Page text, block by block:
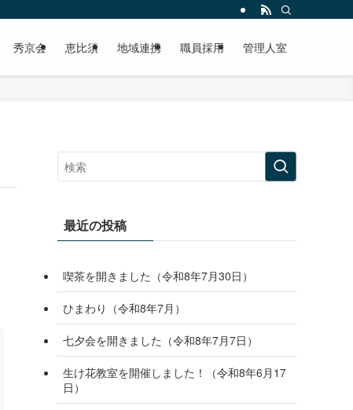
秀京会 恵比須 地域連携 職員採用 管理人室
最近の投稿
喫茶を開きました（令和8年7月30日）
ひまわり（令和8年7月）
七夕会を開きました（令和8年7月7日）
生け花教室を開催しました！（令和8年6月17
日）